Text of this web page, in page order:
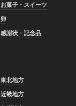
お菓子・スイーツ
卵
感謝状・記念品
東北地方
近畿地方